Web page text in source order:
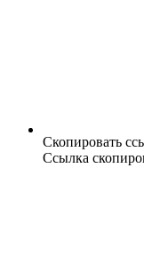
Скопировать
Ссылка